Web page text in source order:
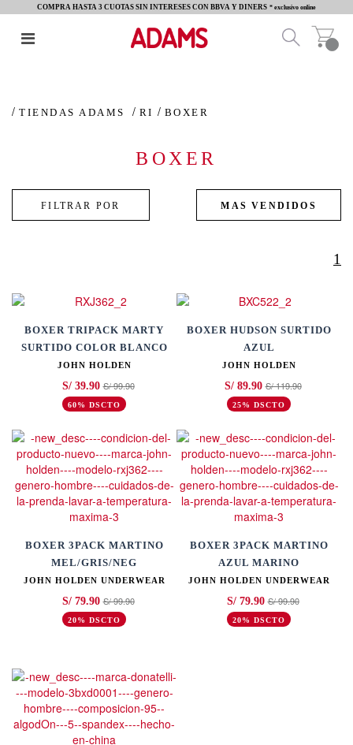
COMPRA HASTA 3 CUOTAS SIN INTERESES CON BBVA Y DINERS * exclusivo online
TIENDAS ADAMS RI BOXER
BOXER
1
BOXER TRIPACK MARTY
SURTIDO COLOR BLANCO
JOHN HOLDEN
S/ 39.90 S/ 99.90
60% DSCTO
BOXER HUDSON SURTIDO
AZUL
JOHN HOLDEN
S/ 89.90 S/ 119.90
25% DSCTO
BOXER 3PACK MARTINO
MEL/GRIS/NEG
JOHN HOLDEN UNDERWEAR
S/ 79.90 S/ 99.90
20% DSCTO
BOXER 3PACK MARTINO
AZUL MARINO
JOHN HOLDEN UNDERWEAR
S/ 79.90 S/ 99.90
20% DSCTO